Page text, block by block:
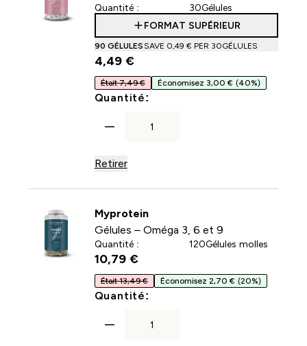
Quantité :
30Gélules
FORMAT SUPÉRIEUR
90 GÉLULESSAVE 0,49 €‎ PER 30GÉLULES
4,49 €‎
Était 7,49 € Économisez 3,00 € (40%)
Quantité:
Retirer
Myprotein
Gélules – Oméga 3, 6 et 9
Quantité : 120Gélules molles
10,79 €‎
Était 13,49 € Économisez 2,70 € (20%)
Quantité: